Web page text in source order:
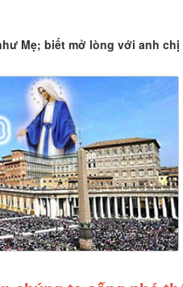
Mẹ; biết mở lòng với anh